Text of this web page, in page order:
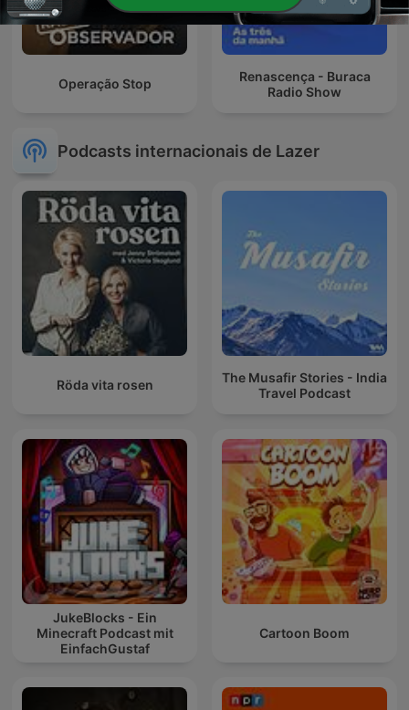
Operação Stop
Renascença - Buraca
Radio Show
Podcasts internacionais de Lazer
Röda vita rosen
The Musafir Stories - India
Travel Podcast
JukeBlocks - Ein
Minecraft Podcast mit
EinfachGustaf
Cartoon Boom